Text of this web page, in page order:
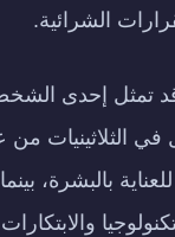
الشرائية.
تمثل إحدى
في الثلاثينيات
بالبشرة،